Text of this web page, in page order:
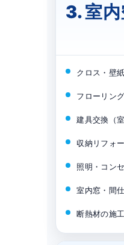
3. 室
クロス・壁
フローリン
建具交換（
収納リフォ
照明・コン
室内窓・間
断熱材の施